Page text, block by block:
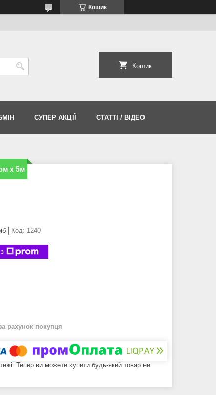
Кошик
Кошик
СУПЕР АКЦІЇ СТАТТІ / ВІДЕО
х 5м
Код: 1240
рахунок покупця
Тепер ви можете купити будь-який товар не